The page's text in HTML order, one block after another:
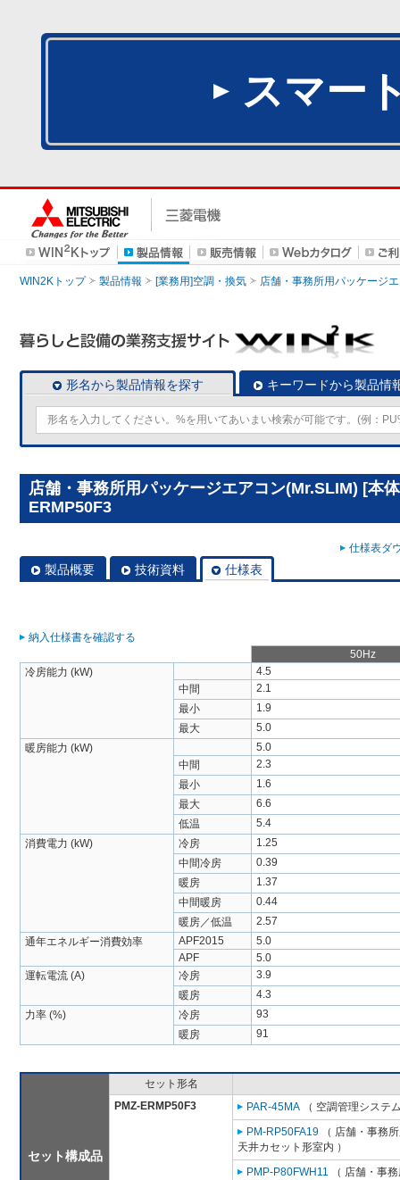
スマー
WIN2Kトップ 製品情報 [業務用]空調・換気 店舗・事務所用パッケージ
形名から製品情報を探す キーワードから製品情
店舗・事務所用パッケージエアコン(Mr.SLIM) [本
ERMP50F3
仕様表ダ
製品概要 技術資料 仕様表
納入仕様書を確認する
50Hz
冷房能力 (kW)
4.5
中間
2.1
最小
1.9
最大
5.0
暖房能力 (kW)
5.0
中間
2.3
最小
1.6
最大
6.6
低温
5.4
消費電力 (kW)
冷房
1.25
中間冷房
0.39
暖房
1.37
中間暖房
0.44
暖房／低温
2.57
通年エネルギー消費効率
APF2015
5.0
APF
5.0
運転電流 (A)
冷房
3.9
暖房
4.3
力率 (%)
冷房
93
暖房
91
セット構成品
セット形名
PMZ-ERMP50F3
PAR-45MA （ 空調管理システ
PM-RP50FA19 （ 店舗・事務
天井カセット形室内 ）
PMP-P80FWH11 （ 店舗・事